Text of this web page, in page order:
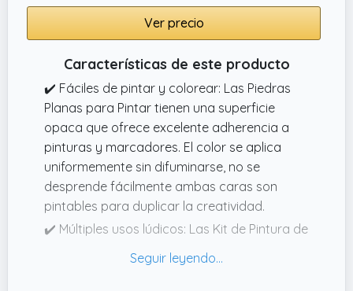
jardín exterior grande especialmente
diseñadas para resistir sol, lluvia, heladas y el
paso del tiempo.
Ver precio
Características de este producto
✔️ Fáciles de pintar y colorear: Las Piedras
Planas para Pintar tienen una superficie
opaca que ofrece excelente adherencia a
pinturas y marcadores. El color se aplica
uniformemente sin difuminarse, no se
desprende fácilmente ambas caras son
pintables para duplicar la creatividad.
✔️ Múltiples usos lúdicos: Las Kit de Pintura de
decoración de plantas en maceta, diseño de